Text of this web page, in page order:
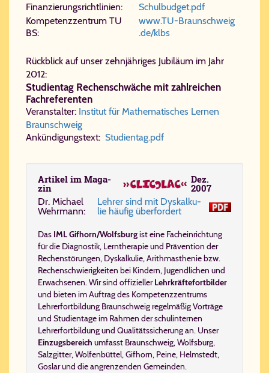
Fi­nan­zie­rungs­richt­li­ni­en:
Schul​bud​get.​pdf
Kom­pe­tenz­zen­trum TU
BS:
www.​TU-​Braun​schweig​
.de/​klbs
Rückblick auf unser zehnjähriges Jubiläum im Jahr
2012:
Studientag Rechenschwäche mit zahlreichen
Fachreferenten
Veranstalter: Institut für Mathematisches Lernen
Braunschweig
Ankündigungstext: Stu​di​en​tag.​pdf
Ar­ti­kel im Ma­ga­
zin
Dez.
2007
Dr. Mi­cha­el
Wehr­mann:
Leh­rer sind mit Dys­kal­ku­
lie häu­fig über­for­dert
Das IML Gifhorn/Wolfsburgist eine Facheinrichtung
für die Diagnostik, Lerntherapieund Prävention der
Rechenstörungen, Dyskalkulie, Arithmasthenie bzw.
Rechenschwierigkeiten bei Kindern, Jugendlichen und
Erwachsenen. Wir sind offiziellerLehrkräftefortbilder
und bieten im Auftrag des Kompetenzzentrums
Lehrerfortbildung BraunschweigregelmäßigVorträge
und Studientageim Rahmen der schulinternen
Lehrerfortbildungund Qualitätssicherungan. Unser
Einzugsbereich umfasst Braunschweig,Wolfsburg,
Salzgitter,Wolfenbüttel,Gifhorn, Peine, Helmstedt,
Goslarund die angrenzenden Gemeinden.